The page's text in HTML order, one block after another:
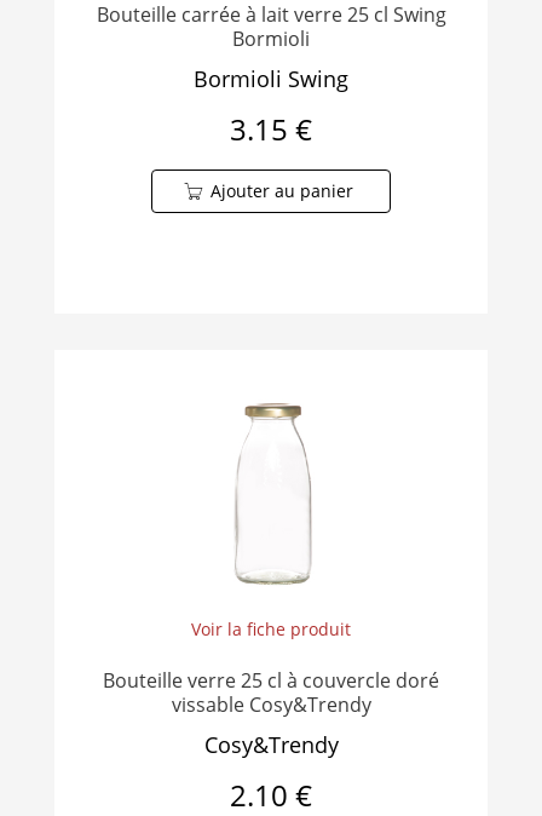
Bouteille carrée à lait verre 25 cl Swing
Bormioli
Bormioli Swing
3.15 €
Ajouter au panier
Voir la fiche produit
Bouteille verre 25 cl à couvercle doré
vissable Cosy&Trendy
Cosy&Trendy
2.10 €